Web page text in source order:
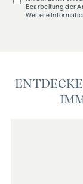
Bearbeitung der
Weitere